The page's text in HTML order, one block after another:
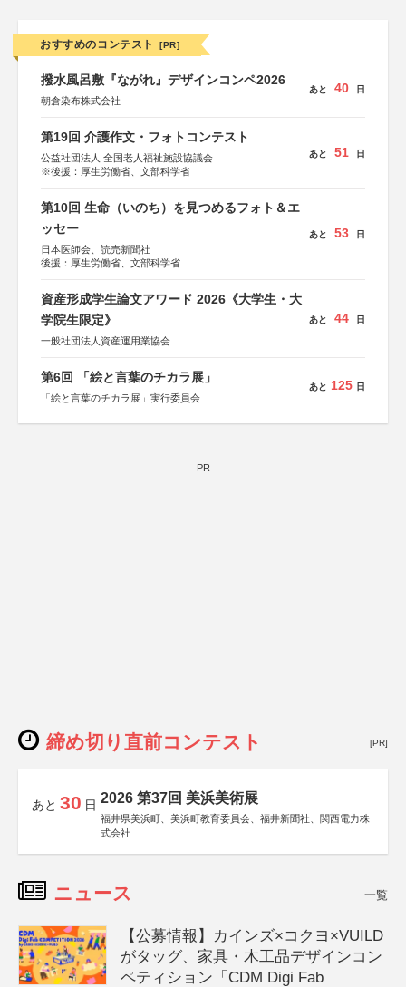
おすすめのコンテスト [PR]
撥水風呂敷『ながれ』デザインコンペ2026
朝倉染布株式会社
あと 40 日
第19回 介護作文・フォトコンテスト
公益社団法人 全国老人福祉施設協議会
※後援：厚生労働省、文部科学省
あと 51 日
第10回 生命（いのち）を見つめるフォト＆エ
ッセー
日本医師会、読売新聞社
後援：厚生労働省、文部科学省
しん生命保険株式会社
あと 53 日
資産形成学生論文アワード 2026《大学生・大
学院生限定》
一般社団法人資産運用業協会
あと 44 日
第6回 「絵と言葉のチカラ展」
「絵と言葉のチカラ展」実行委員会
あと 125 日
PR
締め切り直前コンテスト [PR]
あと 30 日 2026 第37回 美浜美術展
福井県美浜町、美浜町教育委員会、福井新聞社、関西電力株
式会社
ニュース 一覧
【公募情報】カインズ×コクヨ×VUILD
がタッグ、家具・木工品デザインコン
ペティション「CDM Digi Fab